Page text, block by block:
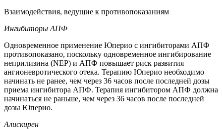
Взаимодействия, ведущие к противопоказаниям
Ингибиторы АПФ
Одновременное применение Юперио с ингибиторами АПФ
противопоказано, поскольку одновременное ингибирование
неприлизина (NEP) и АПФ повышает риск развития
ангионевротического отека. Терапию Юперио необходимо
начинать не ранее, чем через 36 часов после последней дозы
приема ингибитора АПФ. Терапия ингибитором АПФ должна
начинаться не раньше, чем через 36 часов после последней
дозы Юперио.
Алискирен